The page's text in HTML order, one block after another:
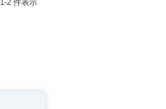
1-2 件表示